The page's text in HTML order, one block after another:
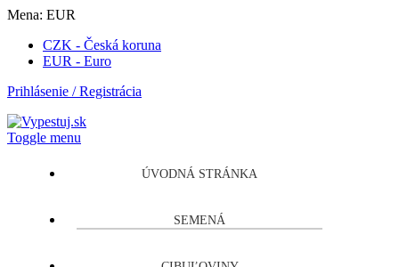
Mena: EUR
CZK - Česká koruna
EUR - Euro
Prihlásenie / Registrácia
Toggle menu
ÚVODNÁ STRÁNKA
SEMENÁ